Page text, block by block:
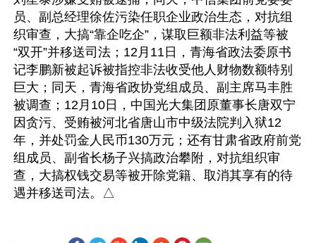
员、副总经理徐佐污染任职企业政治生态，对抗组
织审查，大搞“靠企吃企”，谋取巨额非法利益等被
“双开”并移送司法；12月11日，青海省政法委原书
记李鹏新被起诉被指控非法收受他人财物数额特别
巨大；同天，青海省政协党组成员、副主席马丰胜
被调查；12月10日，中国光大集团原董事长唐双宁
因贪污、受贿被河北省唐山市中级法院判入狱12
年，并处罚金人民币130万元；还有甘肃省政府前党
组成员、副省长杨子兴搞政治攀附，对抗组织审
查，大搞权钱交易等被开除党籍、取消其享有的待